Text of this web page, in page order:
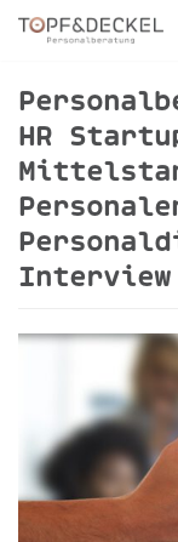
Zum
HR
Interview